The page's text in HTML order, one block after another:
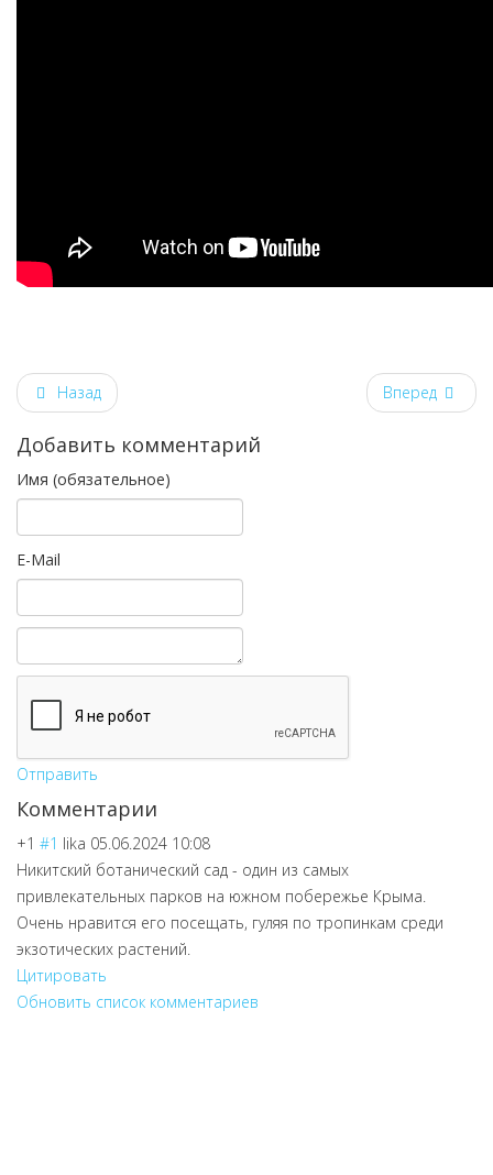
Назад Вперед
Добавить комментарий
Имя (обязательное)
E-Mail
Отправить
Комментарии
+1 #1 lika 05.06.2024 10:08
Никитский ботанический сад - один из самых
привлекательных парков на южном побережье Крыма.
Очень нравится его посещать, гуляя по тропинкам среди
экзотических растений.
Цитировать
Обновить список комментариев